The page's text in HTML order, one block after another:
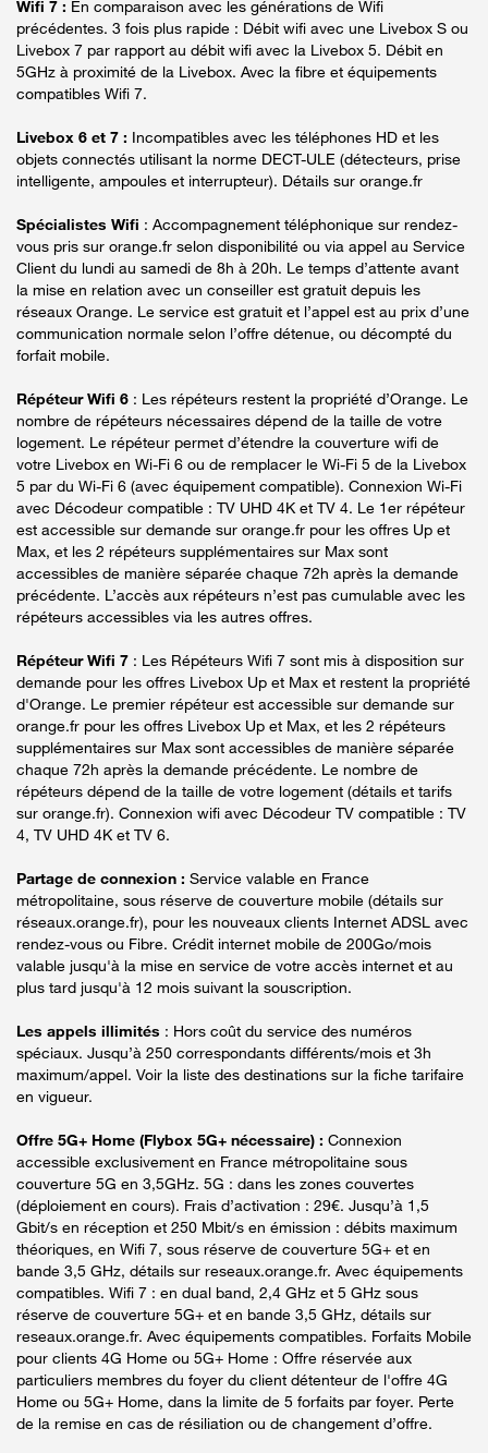
Wifi 7 : En comparaison avec les générations de Wifi
précédentes. 3 fois plus rapide : Débit wifi avec une Livebox S ou
Livebox 7 par rapport au débit wifi avec la Livebox 5. Débit en
5GHz à proximité de la Livebox. Avec la fibre et équipements
compatibles Wifi 7.
Livebox 6 et 7 : Incompatibles avec les téléphones HD et les
objets connectés utilisant la norme DECT-ULE (détecteurs, prise
intelligente, ampoules et interrupteur). Détails sur orange.fr
Spécialistes Wifi : Accompagnement téléphonique sur rendez-
vous pris sur orange.fr selon disponibilité ou via appel au Service
Client du lundi au samedi de 8h à 20h. Le temps d’attente avant
la mise en relation avec un conseiller est gratuit depuis les
réseaux Orange. Le service est gratuit et l’appel est au prix d’une
communication normale selon l’offre détenue, ou décompté du
forfait mobile.
Répéteur Wifi 6 : Les répéteurs restent la propriété d’Orange. Le
nombre de répéteurs nécessaires dépend de la taille de votre
logement. Le répéteur permet d’étendre la couverture wifi de
votre Livebox en Wi-Fi 6 ou de remplacer le Wi-Fi 5 de la Livebox
5 par du Wi-Fi 6 (avec équipement compatible). Connexion Wi-Fi
avec Décodeur compatible : TV UHD 4K et TV 4. Le 1er répéteur
est accessible sur demande sur orange.fr pour les offres Up et
Max, et les 2 répéteurs supplémentaires sur Max sont
accessibles de manière séparée chaque 72h après la demande
précédente. L’accès aux répéteurs n’est pas cumulable avec les
répéteurs accessibles via les autres offres.
Répéteur Wifi 7 : Les Répéteurs Wifi 7 sont mis à disposition sur
demande pour les offres Livebox Up et Max et restent la propriété
d'Orange. Le premier répéteur est accessible sur demande sur
orange.fr pour les offres Livebox Up et Max, et les 2 répéteurs
supplémentaires sur Max sont accessibles de manière séparée
chaque 72h après la demande précédente. Le nombre de
répéteurs dépend de la taille de votre logement (détails et tarifs
sur orange.fr). Connexion wifi avec Décodeur TV compatible : TV
4, TV UHD 4K et TV 6.
Partage de connexion : Service valable en France
métropolitaine, sous réserve de couverture mobile (détails sur
réseaux.orange.fr), pour les nouveaux clients Internet ADSL avec
rendez-vous ou Fibre. Crédit internet mobile de 200Go/mois
valable jusqu'à la mise en service de votre accès internet et au
plus tard jusqu'à 12 mois suivant la souscription.
Les appels illimités : Hors coût du service des numéros
spéciaux. Jusqu’à 250 correspondants différents/mois et 3h
maximum/appel. Voir la liste des destinations sur la fiche tarifaire
en vigueur.
Offre 5G+ Home (Flybox 5G+ nécessaire) : Connexion
accessible exclusivement en France métropolitaine sous
couverture 5G en 3,5GHz. 5G : dans les zones couvertes
(déploiement en cours). Frais d’activation : 29€. Jusqu’à 1,5
Gbit/s en réception et 250 Mbit/s en émission : débits maximum
théoriques, en Wifi 7, sous réserve de couverture 5G+ et en
bande 3,5 GHz, détails sur reseaux.orange.fr. Avec équipements
compatibles. Wifi 7 : en dual band, 2,4 GHz et 5 GHz sous
réserve de couverture 5G+ et en bande 3,5 GHz, détails sur
reseaux.orange.fr. Avec équipements compatibles. Forfaits Mobile
pour clients 4G Home ou 5G+ Home : Offre réservée aux
particuliers membres du foyer du client détenteur de l'offre 4G
Home ou 5G+ Home, dans la limite de 5 forfaits par foyer. Perte
de la remise en cas de résiliation ou de changement d’offre.